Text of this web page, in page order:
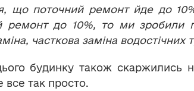
що поточний ремонт йде до
ремонт до 10%, то ми зробили
часткова заміна водостічних
будинку також скаржились
все так просто.